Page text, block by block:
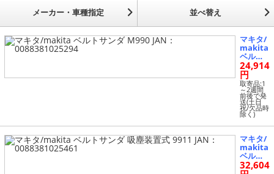
その他 (1139)メーカー・車種指定 並べ替え
マキタ/
makita
ベルト
サンダ
M990 JA
N：008
8381025
294
24,914
円
取寄品:1
～2週間
前後で発
送(土日
祝/欠品時
除く)
マキタ/
makita
ベルト
サンダ
32,604